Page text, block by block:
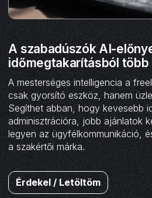
A szabadúszók AI-
időmegtakarításból
A mesterséges intelligencia a
csak gyorsító eszköz, hanem
Segíthet abban, hogy kevesebb
adminisztrációra, jobb ajánlatok
legyen az ügyfélkommunikáció,
a szakértői márka.
Érdekel / Letöltöm